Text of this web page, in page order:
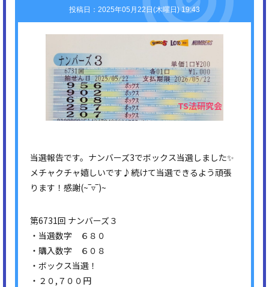
2025年05月22日(木曜日) 19:43
当選報告です。ナンバーズ3でボックス当選しました✨
メチャクチャ嬉しいです♪続けて当選できるよう頑張
ります！感謝(⁠~⁠‾⁠▿⁠‾⁠)⁠~
第6731回 ナンバーズ３
・当選数字 ６８０
・購入数字 ６０８
・ボックス当選！
・２０,７００円